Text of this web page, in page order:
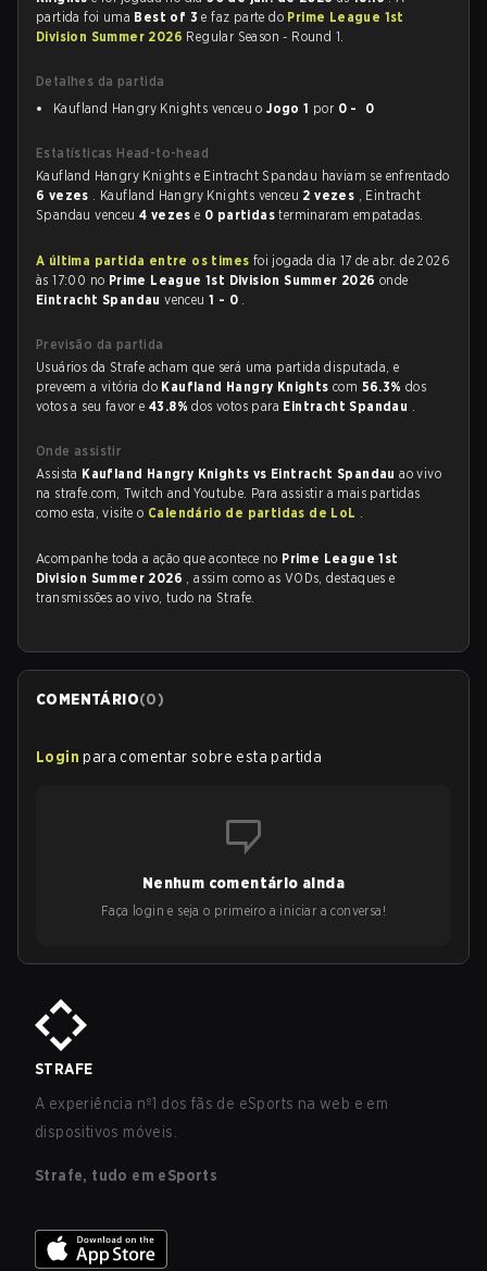
partida foi uma Best of 3e faz parte do Prime League 1st
Division Summer 2026 Regular Season - Round 1.
Detalhes da partida
Kaufland Hangry Knights venceu oJogo 1 por 0 - 0
Estatísticas Head-to-head
Kaufland Hangry Knights e Eintracht Spandau haviam se enfrentado
6 vezes . Kaufland Hangry Knights venceu 2 vezes , Eintracht
Spandau venceu4 vezese 0 partidasterminaram empatadas.
A última partida entre os times foi jogada dia 17 de abr. de 2026
às 17:00 no Prime League 1st Division Summer 2026onde
Eintracht Spandauvenceu1 - 0 .
Previsão da partida
Usuários da Strafe acham que será uma partida disputada, e
preveem a vitória do Kaufland Hangry Knightscom 56.3%dos
votos a seu favor e43.8%dos votos para Eintracht Spandau .
Onde assistir
Assista Kaufland Hangry Knights vs Eintracht Spandauao vivo
na strafe.com, Twitch and Youtube. Para assistir a mais partidas
como esta, visite o Calendário de partidas de LoL .
Acompanhe toda a ação que acontece no Prime League 1st
Division Summer 2026 , assim como as VODs, destaques e
transmissões ao vivo, tudo na Strafe.
COMENTÁRIO(0)
Login para comentar sobre esta partida
Nenhum comentário ainda
Faça login e seja o primeiro a iniciar a conversa!
STRAFE
A experiência nº1 dos fãs de eSports na web e em
dispositivos móveis.
Strafe, tudo em eSports